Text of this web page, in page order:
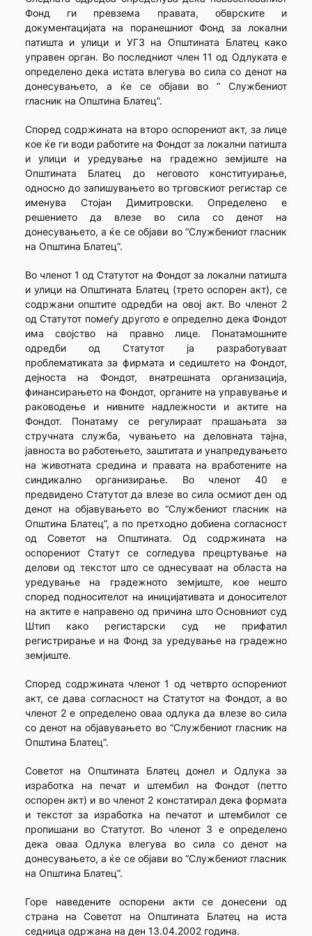
Фонд ги превзема правата, обврските и
документацијата на поранешниот Фонд за локални
патишта и улици и УГЗ на Општината Блатец како
управен орган. Во последниот член 11 од Одлуката е
определено дека истата влегува во сила со денот на
донесувањето, а ќе се објави во ” Службениот
гласник на Општина Блатец”.
Според содржината на второ оспорениот акт, за лице
кое ќе ги води работите на Фондот за локални патишта
и улици и уредување на градежно земјиште на
Општината Блатец до неговото конституирање,
односно до запишувањето во трговскиот регистар се
именува Стојан Димитровски. Определено е
решението да влезе во сила со денот на
донесувањето, а ќе се објави во “Службениот гласник
на Општина Блатец”.
Во членот 1 од Статутот на Фондот за локални патишта
и улици на Општината Блатец (трето оспорен акт), се
содржани општите одредби на овој акт. Во членот 2
од Статутот помеѓу другото е определно дека Фондот
има својство на правно лице. Понатамошните
одредби од Статутот ја разработуваат
проблематиката за фирмата и седиштето на Фондот,
дејноста на Фондот, внатрешната организација,
финансирањето на Фондот, органите на управување и
раководење и нивните надлежности и актите на
Фондот. Понатаму се регулираат прашањата за
стручната служба, чувањето на деловната тајна,
јавноста во работењето, заштитата и унапредувањето
на животната средина и правата на вработените на
синдикално организирање. Во членот 40 е
предвидено Статутот да влезе во сила осмиот ден од
денот на објавувањето во “Службениот гласник на
Општина Блатец”, а по претходно добиена согласност
од Советот на Општината. Од содржината на
оспорениот Статут се согледува прецртување на
делови од текстот што се однесуваат на областа на
уредување на градежното земјиште, кое нешто
според подносителот на иницијативата и доносителот
на актите е направено од причина што Основниот суд
Штип како регистарски суд не прифатил
регистрирање и на Фонд за уредување на градежно
земјиште.
Според содржината членот 1 од четврто оспорениот
акт, се дава согласност на Статутот на Фондот, а во
членот 2 е определено оваа одлука да влезе во сила
со денот на објавувањето во “Службениот гласник на
Општина Блатец”.
Советот на Општината Блатец донел и Одлука за
изработка на печат и штембил на Фондот (петто
оспорен акт) и во членот 2 констатирал дека формата
и текстот за изработка на печатот и штембилот се
пропишани во Статутот. Во членот 3 е определено
дека оваа Одлука влегува во сила со денот на
донесувањето, а ќе се објави во “Службениот гласник
на Општина Блатец”.
Горе наведените оспорени акти се донесени од
страна на Советот на Општината Блатец на иста
седница одржана на ден 13.04.2002 година.